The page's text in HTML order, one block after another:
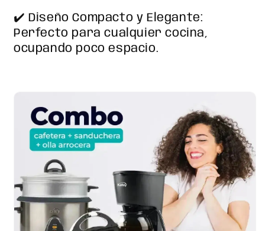
✔️ Diseño Compacto y Elegante:
Perfecto para cualquier cocina,
ocupando poco espacio.